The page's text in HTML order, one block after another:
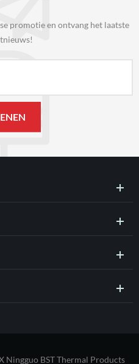
promotie en ontvang het laatste
Ningguo BST Thermal Products